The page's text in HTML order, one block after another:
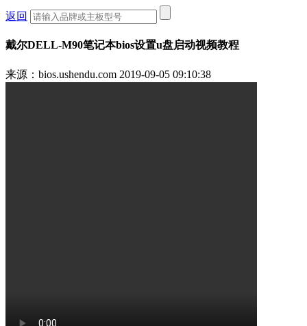
返回
戴尔DELL-M90笔记本bios设置u盘启动视频教程
来源：bios.ushendu.com 2019-09-05 09:10:38